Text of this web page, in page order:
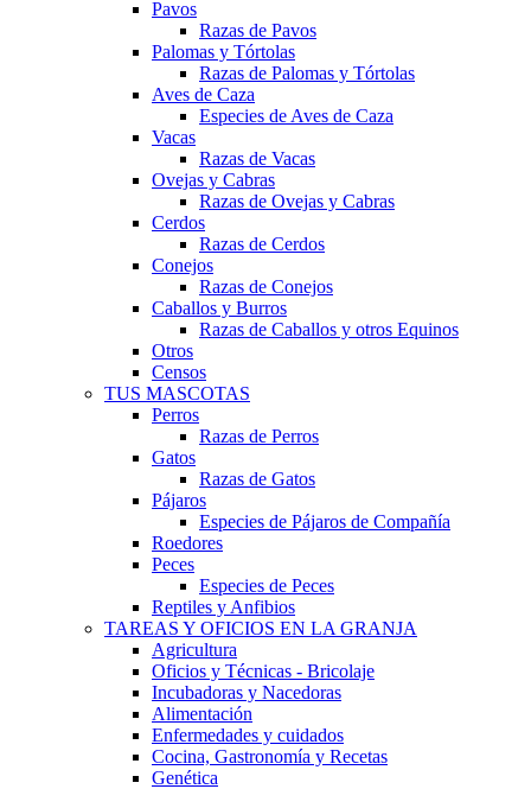
Pavos
Razas de Pavos
Palomas y Tórtolas
Razas de Palomas y Tórtolas
Aves de Caza
Especies de Aves de Caza
Vacas
Razas de Vacas
Ovejas y Cabras
Razas de Ovejas y Cabras
Cerdos
Razas de Cerdos
Conejos
Razas de Conejos
Caballos y Burros
Razas de Caballos y otros Equinos
Otros
Censos
TUS MASCOTAS
Perros
Razas de Perros
Gatos
Razas de Gatos
Pájaros
Especies de Pájaros de Compañía
Roedores
Peces
Especies de Peces
Reptiles y Anfibios
TAREAS Y OFICIOS EN LA GRANJA
Agricultura
Oficios y Técnicas - Bricolaje
Incubadoras y Nacedoras
Alimentación
Enfermedades y cuidados
Cocina, Gastronomía y Recetas
Genética